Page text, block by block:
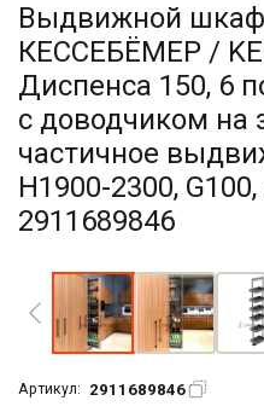
Выдвижной
КЕССЕБЁМЕР /
Диспенса 150, 6
с доводчиком на
частичное
H1900-2300,
2911689846
Артикул: 2911689846